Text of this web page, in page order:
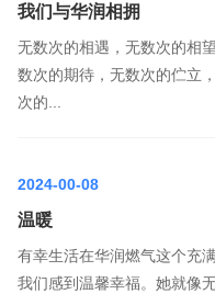
我们与华润相拥
无数次的相遇，无数次的相
数次的期待，无数次的伫立
次的...
2024-00-08
温暖
有幸生活在华润燃气这个充
我们感到温馨幸福。她就像